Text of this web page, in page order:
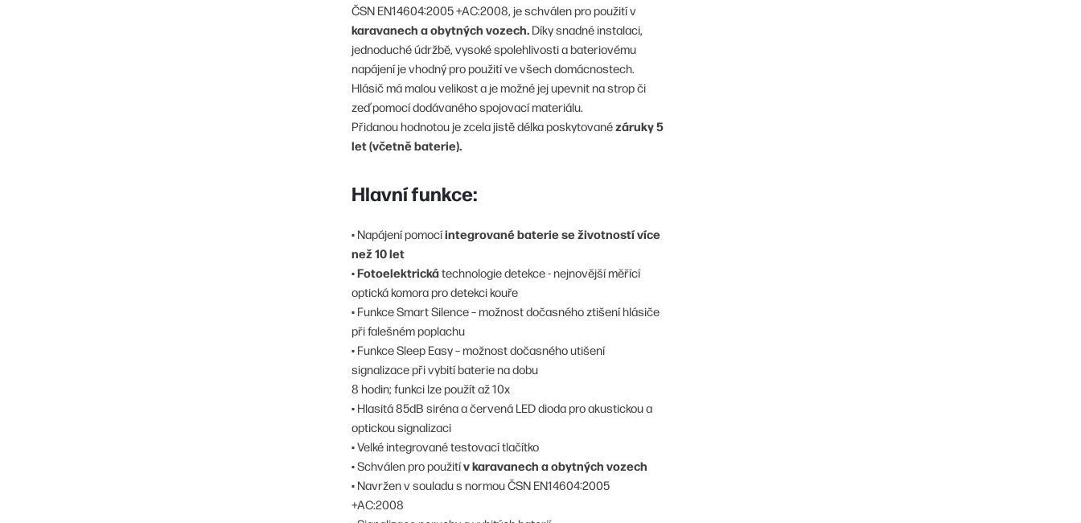
ČSN EN14604:2005 +AC:2008, je schválen pro použití v
karavanech a obytných vozech. Díky snadné instalaci,
jednoduché údržbě, vysoké spolehlivosti a bateriovému
napájení je vhodný pro použití ve všech domácnostech.
Hlásič má malou velikost a je možné jej upevnit na strop či
zeď pomocí dodávaného spojovací materiálu.
Přidanou hodnotou je zcela jistě délka poskytovanézáruky 5
let (včetně baterie).
Hlavní funkce:
• Napájení pomocíintegrované baterie se životností více
než 10 let
•Fotoelektrickátechnologie detekce - nejnovější měřící
optická komora pro detekci kouře
• Funkce Smart Silence – možnost dočasného ztišení hlásiče
při falešném poplachu
• Funkce Sleep Easy – možnost dočasného utišení
signalizace při vybití baterie na dobu
8 hodin; funkci lze použít až 10x
• Hlasitá 85dB siréna a červená LED dioda pro akustickou a
optickou signalizaci
• Velké integrované testovací tlačítko
• Schválen pro použitív karavanech a obytných vozech
• Navržen v souladu s normou ČSN EN14604:2005
+AC:2008